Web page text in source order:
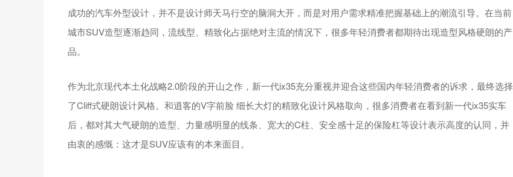
成功的汽车外型设计，并不是设计师天马行空的脑洞大开，而是对用户需求精准把握基础上的潮流引导。在当前
城市SUV造型逐渐趋同，流线型、精致化占据绝对主流的情况下，很多年轻消费者都期待出现造型风格硬朗的产
品。
作为北京现代本土化战略2.0阶段的开山之作，新一代ix35充分重视并迎合这些国内年轻消费者的诉求，最终选择
了Cliff式硬朗设计风格。和逍客的V字前脸 细长大灯的精致化设计风格取向，很多消费者在看到新一代ix35实车
后，都对其大气硬朗的造型、力量感明显的线条、宽大的C柱、安全感十足的保险杠等设计表示高度的认同，并
由衷的感慨：这才是SUV应该有的本来面目。